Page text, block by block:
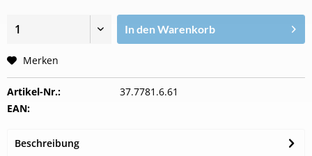
In denWarenkorb
Merken
Artikel-Nr.:
37.7781.6.61
EAN:
Beschreibung